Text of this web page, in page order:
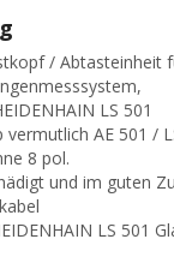
/ Abtasteinheit
LS 501
vermutlich AE 501 /
8 pol.
und im guten
LS 501